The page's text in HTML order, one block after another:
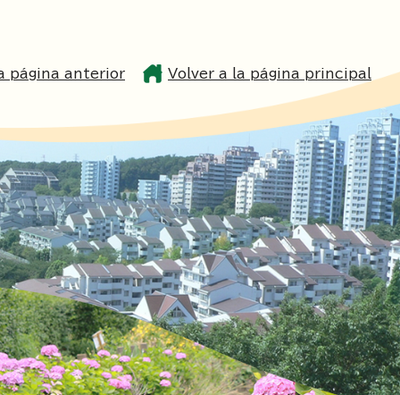
página anterior Volver a la página principal